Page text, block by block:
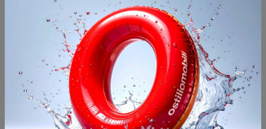
stile con finiture di grande qualità durante
l'acquisto dei propri mobili, il nostro negozio è la
scelta perfetta! Proponiamo le proposte
d'arredo diCucine Moderne Clei, costruite per
mezzo di processi di produzione di ultima
generazione. Materiali di prima scelta, proposte
attuali e ogni tipologia di suggerimento ti
attendono in negozio. Progettare gli spazi indoor
ricercando il tuo stile personale con